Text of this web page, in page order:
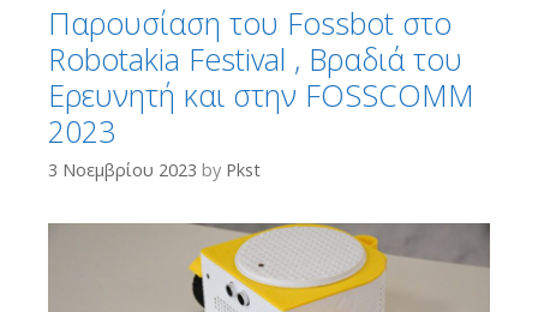
Παρουσίαση του Fossbot στο
Robotakia Festival , Βραδιά του
Ερευνητή και στην FOSSCOMM
2023
3 Νοεμβρίου 2023 by Pkst